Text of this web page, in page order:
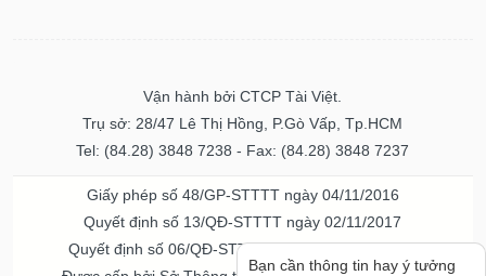
Vận hành bởi CTCP Tài Việt.
Trụ sở: 28/47 Lê Thị Hồng, P.Gò Vấp, Tp.HCM
Tel: (84.28) 3848 7238 - Fax: (84.28) 3848 7237
Giấy phép số 48/GP-STTTT ngày 04/11/2016
Quyết định số 13/QĐ-STTTT ngày 02/11/2017
Quyết định số 06/QĐ-STTTT-ICP ngày 20/07/2023
Bạn cần thông tin hay ý tưởng